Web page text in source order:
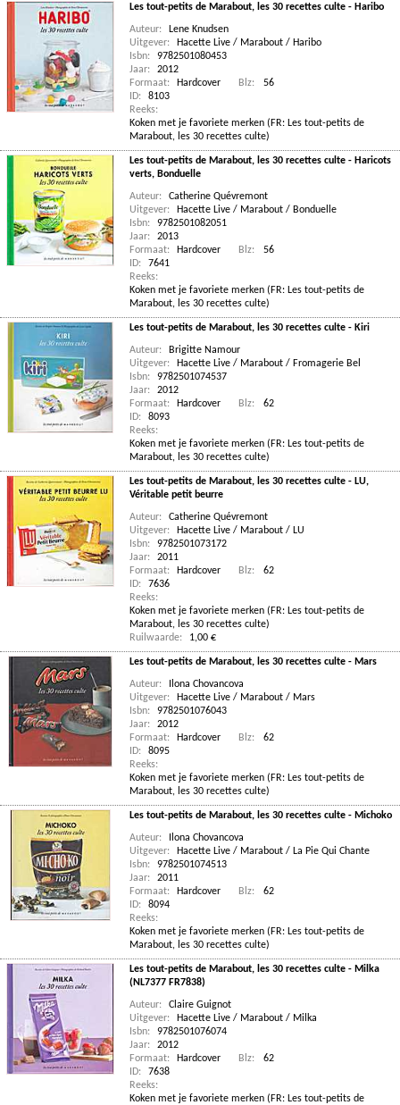
Les tout-petits de Marabout, les 30 recettes culte - Haribo
Auteur:
Lene Knudsen
Uitgever:
Hacette Live / Marabout / Haribo
Isbn:
9782501080453
Jaar:
2012
Formaat:
Hardcover Blz:
56
ID:
8103
Reeks:
Koken met je favoriete merken (FR: Les tout-petits de
Marabout, les 30 recettes culte)
Les tout-petits de Marabout, les 30 recettes culte - Haricots
verts, Bonduelle
Auteur:
Catherine Quévremont
Uitgever:
Hacette Live / Marabout / Bonduelle
Isbn:
9782501082051
Jaar:
2013
Formaat:
Hardcover Blz:
56
ID:
7641
Reeks:
Koken met je favoriete merken (FR: Les tout-petits de
Marabout, les 30 recettes culte)
Les tout-petits de Marabout, les 30 recettes culte - Kiri
Auteur:
Brigitte Namour
Uitgever:
Hacette Live / Marabout / Fromagerie Bel
Isbn:
9782501074537
Jaar:
2012
Formaat:
Hardcover Blz:
62
ID:
8093
Reeks:
Koken met je favoriete merken (FR: Les tout-petits de
Marabout, les 30 recettes culte)
Les tout-petits de Marabout, les 30 recettes culte - LU,
Véritable petit beurre
Auteur:
Catherine Quévremont
Uitgever:
Hacette Live / Marabout / LU
Isbn:
9782501073172
Jaar:
2011
Formaat:
Hardcover Blz:
62
ID:
7636
Reeks:
Koken met je favoriete merken (FR: Les tout-petits de
Marabout, les 30 recettes culte)
Ruilwaarde:
1,00 €
Les tout-petits de Marabout, les 30 recettes culte - Mars
Auteur:
Ilona Chovancova
Uitgever:
Hacette Live / Marabout / Mars
Isbn:
9782501076043
Jaar:
2012
Formaat:
Hardcover Blz:
62
ID:
8095
Reeks:
Koken met je favoriete merken (FR: Les tout-petits de
Marabout, les 30 recettes culte)
Les tout-petits de Marabout, les 30 recettes culte - Michoko
Auteur:
Ilona Chovancova
Uitgever:
Hacette Live / Marabout / La Pie Qui Chante
Isbn:
9782501074513
Jaar:
2011
Formaat:
Hardcover Blz:
62
ID:
8094
Reeks:
Koken met je favoriete merken (FR: Les tout-petits de
Marabout, les 30 recettes culte)
Les tout-petits de Marabout, les 30 recettes culte - Milka
(NL7377 FR7838)
Auteur:
Claire Guignot
Uitgever:
Hacette Live / Marabout / Milka
Isbn:
9782501076074
Jaar:
2012
Formaat:
Hardcover Blz:
62
ID:
7638
Reeks:
Koken met je favoriete merken (FR: Les tout-petits de